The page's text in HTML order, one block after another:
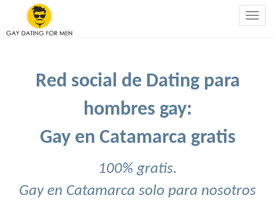
Red social de Dating para
hombres gay:
Gay en Catamarca gratis
100% gratis.
Gay en Catamarca solo para nosotros